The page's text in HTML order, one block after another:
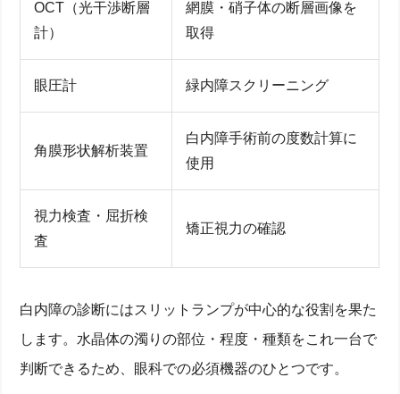
OCT（光干渉断層
計）
網膜・硝子体の断層画像を
取得
眼圧計 緑内障スクリーニング
角膜形状解析装置
白内障手術前の度数計算に
使用
視力検査・屈折検
査
矯正視力の確認
白内障の診断にはスリットランプが中心的な役割を果た
します。水晶体の濁りの部位・程度・種類をこれ一台で
判断できるため、眼科での必須機器のひとつです。